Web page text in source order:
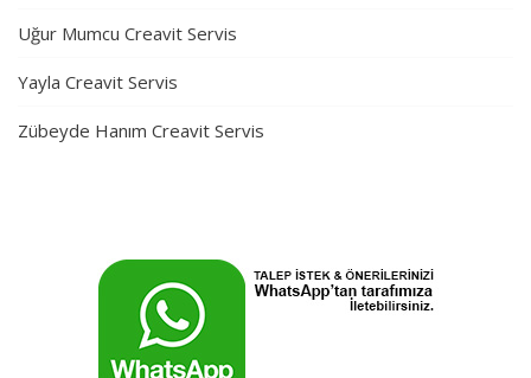
Uğur Mumcu Creavit Servis
Yayla Creavit Servis
Zübeyde Hanım Creavit Servis